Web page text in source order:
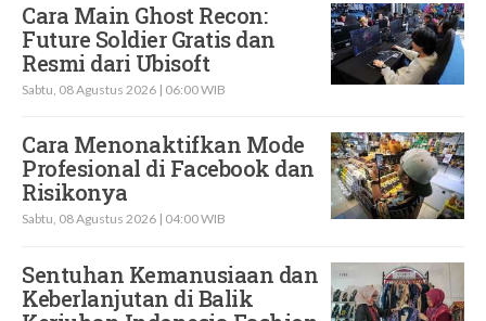
Cara Main Ghost Recon:
Future Soldier Gratis dan
Resmi dari Ubisoft
Sabtu, 08 Agustus 2026 | 06:00 WIB
Cara Menonaktifkan Mode
Profesional di Facebook dan
Risikonya
Sabtu, 08 Agustus 2026 | 04:00 WIB
Sentuhan Kemanusiaan dan
Keberlanjutan di Balik